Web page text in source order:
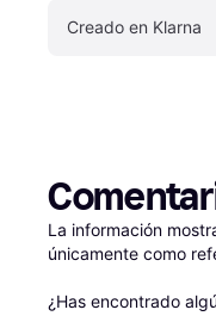
Creado en Klarna
La información
únicamente como
¿Has encontrado